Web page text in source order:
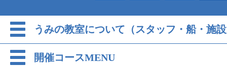
うみの教室について（スタッフ・船・施
開催コースMENU